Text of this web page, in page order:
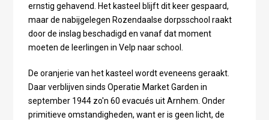
ernstig gehavend. Het kasteel blijft dit keer gespaard,
maar de nabijgelegen Rozendaalse dorpsschool raakt
door de inslag beschadigd en vanaf dat moment
moeten de leerlingen in Velp naar school.
De oranjerie van het kasteel wordt eveneens geraakt.
Daar verblijven sinds Operatie Market Garden in
september 1944 zo'n 60 evacués uit Arnhem. Onder
primitieve omstandigheden, want er is geen licht, de